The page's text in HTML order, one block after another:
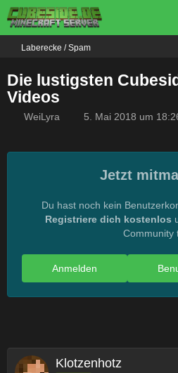
Laberecke / Spam
Die lustigsten
Videos
WeiLyra 5. Mai 2018 um
Jetzt
Du hast noch kein
Registriere dich kostenlos
Community
Anmelden
Klotzenhotz